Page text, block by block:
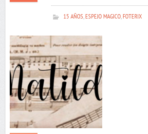
15 AÑOS,ESPEJO MAGICO,FOTERIX